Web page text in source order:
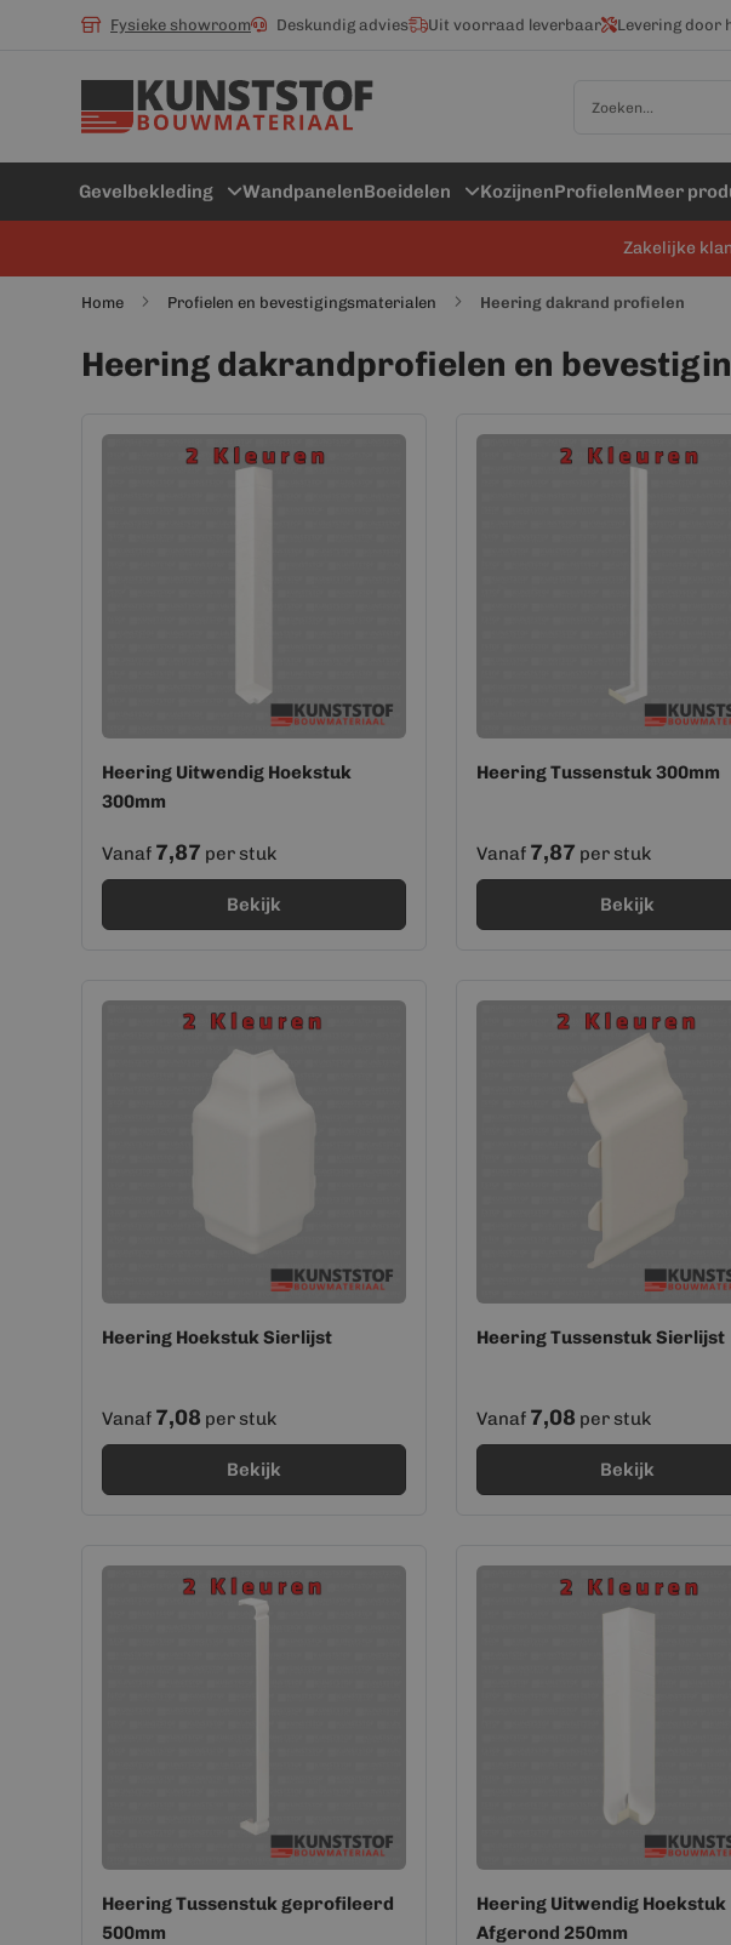
Fysieke showroom Deskundig advies Uit voorraad leverbaar Levering door
Gevelbekleding WandpanelenBoeidelen KozijnenProfielenMeer
Zakelijke
Home Profielen en bevestigingsmaterialen Heering dakrand profielen
Heering dakrandprofielen en
Heering Uitwendig Hoekstuk
300mm
Vanaf 7,87 per stuk
Bekijk
Heering Tussenstuk 300mm
Vanaf 7,87 per stuk
Bekijk
Heering Hoekstuk Sierlijst
Vanaf 7,08 per stuk
Bekijk
Heering Tussenstuk Sierlijst
Vanaf 7,08 per stuk
Bekijk
Heering Tussenstuk geprofileerd
500mm
Heering Uitwendig Hoekstuk
Afgerond 250mm